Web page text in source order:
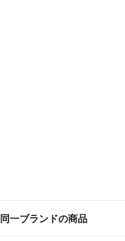
同一ブランドの商品